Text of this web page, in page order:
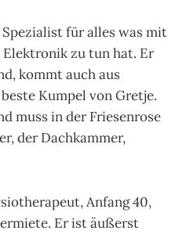
für alles was mit
zu tun hat. Er
kommt auch aus
Kumpel von Gretje.
muss in der Friesenrose
der Dachkammer,
Anfang 40,
Er ist äußerst